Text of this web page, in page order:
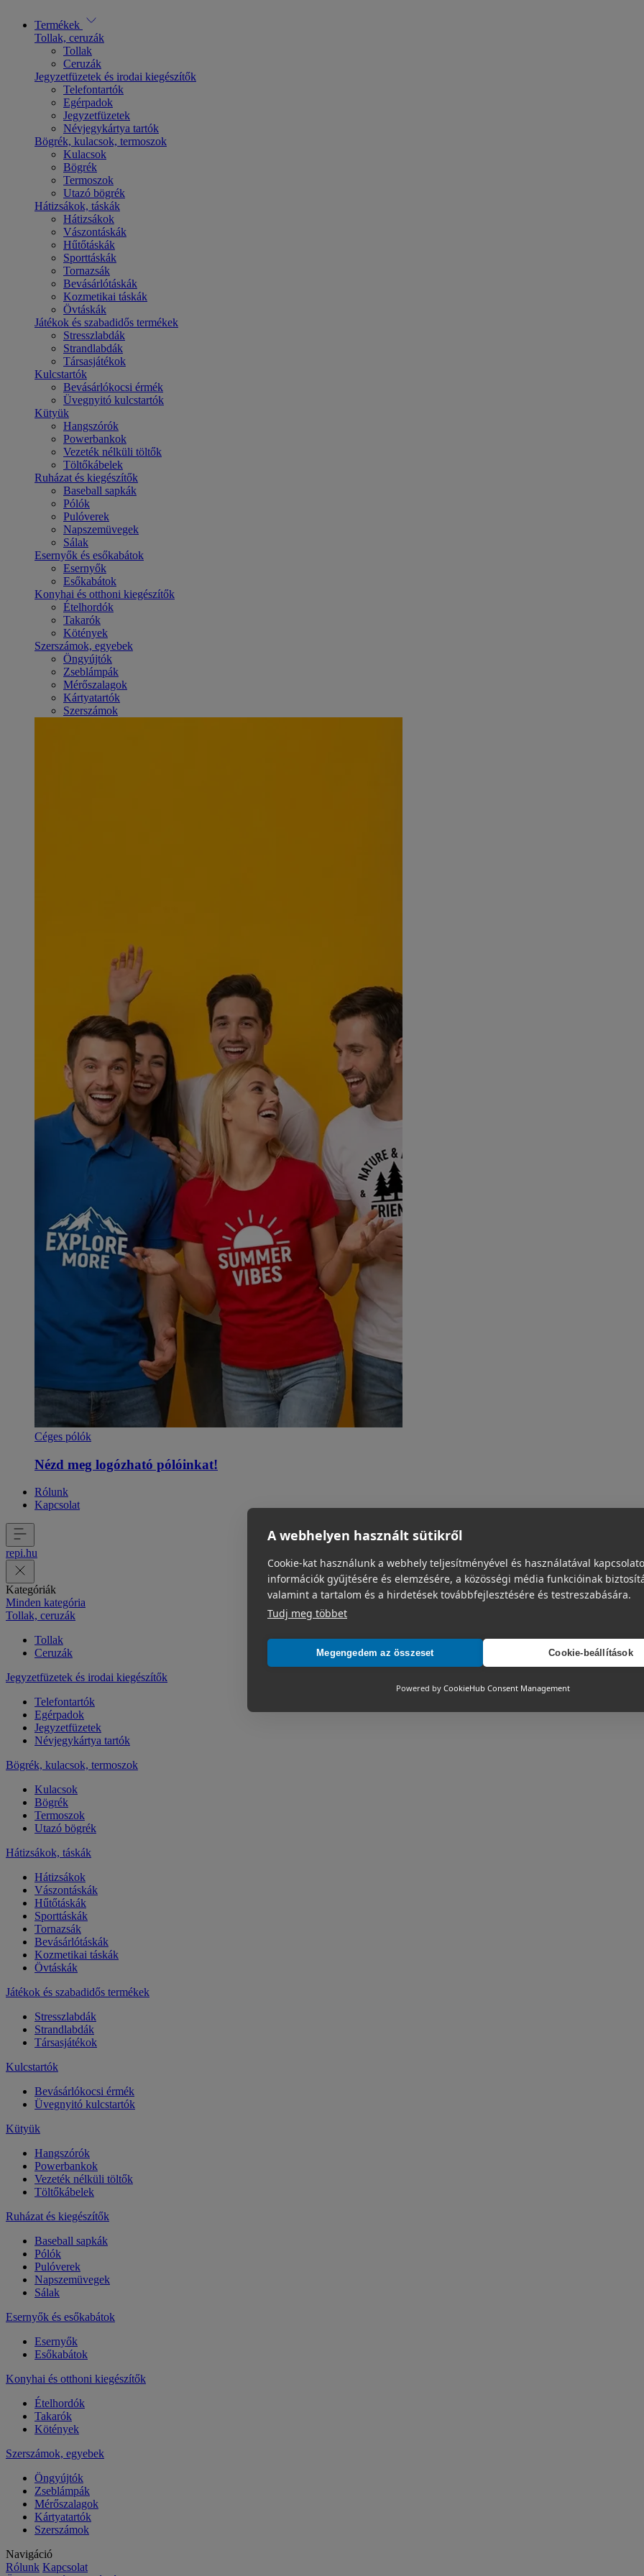
A webhelyen használt sütikről
Cookie-kat használunk a webhely teljesítményével és használatával
információk gyűjtésére és elemzésére, a közösségi média funkcióinak
valamint a tartalom és a hirdetések továbbfejlesztésére és testreszabására.
Tudj meg többet
Megengedem az összeset Cookie-beállítások
Powered by CookieHub Consent Management
Termékek
Tollak, ceruzák
Tollak
Ceruzák
Jegyzetfüzetek és irodai kiegészítők
Telefontartók
Egérpadok
Jegyzetfüzetek
Névjegykártya tartók
Bögrék, kulacsok, termoszok
Kulacsok
Bögrék
Termoszok
Utazó bögrék
Hátizsákok, táskák
Hátizsákok
Vászontáskák
Hűtőtáskák
Sporttáskák
Tornazsák
Bevásárlótáskák
Kozmetikai táskák
Övtáskák
Játékok és szabadidős termékek
Stresszlabdák
Strandlabdák
Társasjátékok
Kulcstartók
Bevásárlókocsi érmék
Üvegnyitó kulcstartók
Kütyük
Hangszórók
Powerbankok
Vezeték nélküli töltők
Töltőkábelek
Ruházat és kiegészítők
Baseball sapkák
Pólók
Pulóverek
Napszemüvegek
Sálak
Esernyők és esőkabátok
Esernyők
Esőkabátok
Konyhai és otthoni kiegészítők
Ételhordók
Takarók
Kötények
Szerszámok, egyebek
Öngyújtók
Zseblámpák
Mérőszalagok
Kártyatartók
Szerszámok
Céges pólók
Nézd meg logózható pólóinkat!
Rólunk
Kapcsolat
repi.hu
Kategóriák
Minden kategória
Tollak, ceruzák
Tollak
Ceruzák
Jegyzetfüzetek és irodai kiegészítők
Telefontartók
Egérpadok
Jegyzetfüzetek
Névjegykártya tartók
Bögrék, kulacsok, termoszok
Kulacsok
Bögrék
Termoszok
Utazó bögrék
Hátizsákok, táskák
Hátizsákok
Vászontáskák
Hűtőtáskák
Sporttáskák
Tornazsák
Bevásárlótáskák
Kozmetikai táskák
Övtáskák
Játékok és szabadidős termékek
Stresszlabdák
Strandlabdák
Társasjátékok
Kulcstartók
Bevásárlókocsi érmék
Üvegnyitó kulcstartók
Kütyük
Hangszórók
Powerbankok
Vezeték nélküli töltők
Töltőkábelek
Ruházat és kiegészítők
Baseball sapkák
Pólók
Pulóverek
Napszemüvegek
Sálak
Esernyők és esőkabátok
Esernyők
Esőkabátok
Konyhai és otthoni kiegészítők
Ételhordók
Takarók
Kötények
Szerszámok, egyebek
Öngyújtók
Zseblámpák
Mérőszalagok
Kártyatartók
Szerszámok
Navigáció
Rólunk Kapcsolat